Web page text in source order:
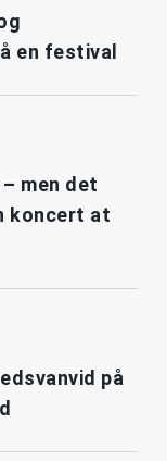
en festival
men det
koncert at
på